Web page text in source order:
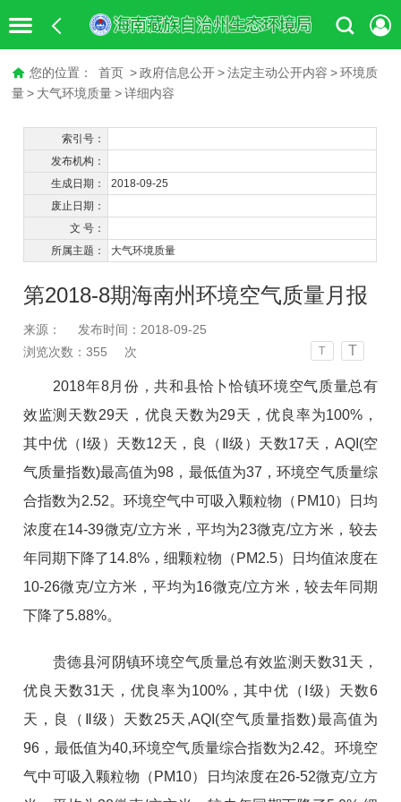
您的位置： 首页 > 政府信息公开 > 法定主动公开内容 > 环境质
量 > 大气环境质量 > 详细内容
索引号：
发布机构：
生成日期：
2018-09-25
废止日期：
文 号：
所属主题：
大气环境质量
第2018-8期海南州环境空气质量月报
来源：
发布时间：2018-09-25
浏览次数：355 次 T T
2018年8月份，共和县恰卜恰镇环境空气质量总有
效监测天数29天，优良天数为29天，优良率为100%，
其中优（Ⅰ级）天数12天，良（ Ⅱ级）天数17天， AQI(空
气质量指数)最高值为98 ，最低值为37 ，环境空气质量综
合指数为2.52。环境空气中可吸入颗粒物（ PM10）日均
浓度在14-39微克/立方米，平均为23微克/立方米，较去
年同期下降了14.8%，细颗粒物（PM2.5）日均值浓度在
10-26微克/立方米，平均为16微克/立方米，较去年同期
下降了5.88%。
贵德县河阴镇环境空气质量总有效监测天数31天，
优良天数31天，优良率为100%，其中优（Ⅰ级）天数6
天，良（
Ⅱ级）天数25天 ,AQI(空气质量指数)最高值为
96 ，最低值为40,环境空气质量综合指数为2.42。环境空
气中可吸入颗粒物（ PM10）日均浓度在26-52微克/立方